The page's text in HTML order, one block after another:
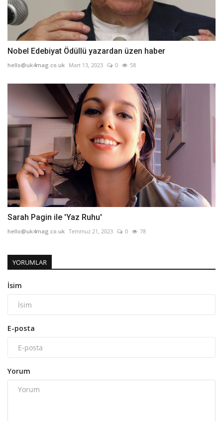
Nobel Edebiyat Ödüllü yazardan üzen haber
hello@uk4mag.co.uk Mart 13, 2023 0 58
Sarah Pagin ile 'Yaz Ruhu'
hello@uk4mag.co.uk Temmuz 21, 2023 0 78
YORUMLAR
İsim
E-posta
Yorum